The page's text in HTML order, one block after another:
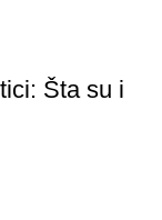
Šta su i